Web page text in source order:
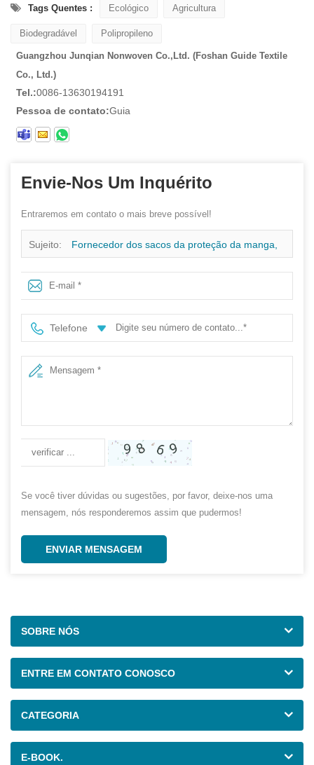
Tags Quentes : Ecológico Agricultura
Biodegradável Polipropileno
Guangzhou Junqian Nonwoven Co.,Ltd. (Foshan Guide Textile
Co., Ltd.)
Tel.:0086-13630194191
Pessoa de contato:Guia
Envie-Nos Um Inquérito
Entraremos em contato o mais breve possível!
Sujeito: Fornecedor dos sacos da proteção da manga,
sacos não tecidos a favor do meio ambiente da proteção
da manga dos PP, fornecedor não tecido dos sacos da
manga em China
Telefone
Se você tiver dúvidas ou sugestões, por favor, deixe-nos uma
mensagem, nós responderemos assim que pudermos!
ENVIAR MENSAGEM
SOBRE NÓS
ENTRE EM CONTATO CONOSCO
CATEGORIA
E-BOOK.